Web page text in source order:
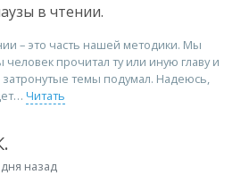
в чтении.
– это часть нашей методики. Мы
человек прочитал ту или иную главу и
затронутые темы подумал. Надеюсь,
Читать
назад